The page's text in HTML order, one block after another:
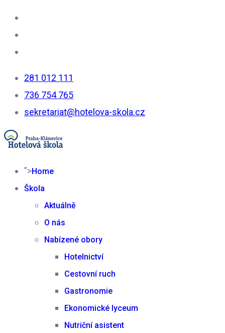
281 012 111
736 754 765
sekretariat@hotelova-skola.cz
">Home
Škola
Aktuálně
O nás
Nabízené obory
Hotelnictví
Cestovní ruch
Gastronomie
Ekonomické lyceum
Nutriční asistent